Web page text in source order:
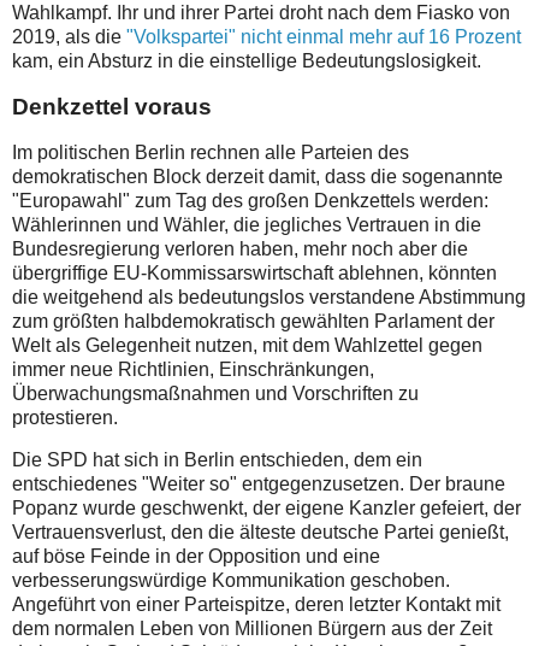
Wahlkampf. Ihr und ihrer Partei droht nach dem Fiasko von
2019, als die "Volkspartei" nicht einmal mehr auf 16 Prozent
kam, ein Absturz in die einstellige Bedeutungslosigkeit.
Denkzettel voraus
Im politischen Berlin rechnen alle Parteien des
demokratischen Block derzeit damit, dass die sogenannte
"Europawahl" zum Tag des großen Denkzettels werden:
Wählerinnen und Wähler, die jegliches Vertrauen in die
Bundesregierung verloren haben, mehr noch aber die
übergriffige EU-Kommissarswirtschaft ablehnen, könnten
die weitgehend als bedeutungslos verstandene Abstimmung
zum größten halbdemokratisch gewählten Parlament der
Welt als Gelegenheit nutzen, mit dem Wahlzettel gegen
immer neue Richtlinien, Einschränkungen,
Überwachungsmaßnahmen und Vorschriften zu
protestieren.
Die SPD hat sich in Berlin entschieden, dem ein
entschiedenes "Weiter so" entgegenzusetzen. Der braune
Popanz wurde geschwenkt, der eigene Kanzler gefeiert, der
Vertrauensverlust, den die älteste deutsche Partei genießt,
auf böse Feinde in der Opposition und eine
verbesserungswürdige Kommunikation geschoben.
Angeführt von einer Parteispitze, deren letzter Kontakt mit
dem normalen Leben von Millionen Bürgern aus der Zeit